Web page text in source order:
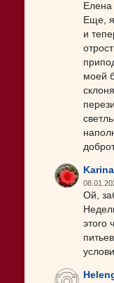
Еще,
и
моей
Ой,
этого